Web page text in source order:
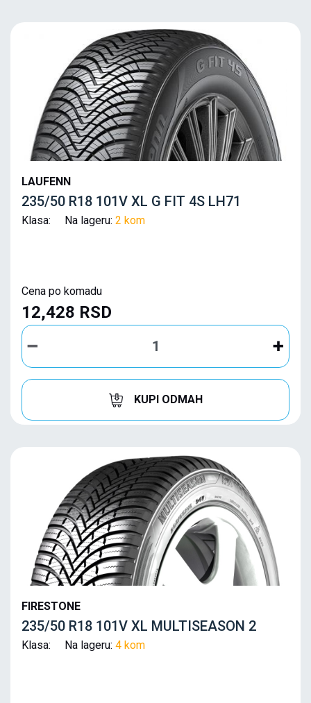
LAUFENN
235/50 R18 101V XL G FIT 4S LH71
Klasa: Na lageru: 2 kom
Cena po komadu
12,428 RSD
KUPI ODMAH
FIRESTONE
235/50 R18 101V XL MULTISEASON 2
Klasa: Na lageru: 4 kom